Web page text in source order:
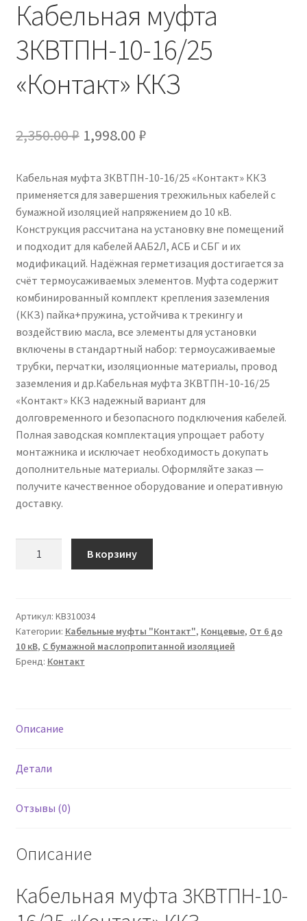
Кабельная муфта
3КВТПН-10-16/25
«Контакт» ККЗ
2,350.00₽ Первоначальная
составляла
2,350.00 ₽.
1,998.00 ₽Текущая
1,998.00 ₽.
Кабельная муфта 3КВТПН-10-16/25 «Контакт» ККЗ
применяется для завершения трехжильных кабелей с
бумажной изоляцией напряжением до 10 кВ.
Конструкция рассчитана на установку вне помещений
и подходит для кабелей ААБ2Л, АСБ и СБГ и их
модификаций. Надёжная герметизация достигается за
счёт термоусаживаемых элементов. Муфта содержит
комбинированный комплект крепления заземления
(ККЗ) пайка+пружина, устойчива к трекингу и
воздействию масла, все элементы для установки
включены в стандартный набор: термоусаживаемые
трубки, перчатки, изоляционные материалы, провод
заземления и др.Кабельная муфта 3КВТПН-10-16/25
«Контакт» ККЗ надежный вариант для
долговременного и безопасного подключения кабелей.
Полная заводская комплектация упрощает работу
монтажника и исключает необходимость докупать
дополнительные материалы. Оформляйте заказ —
получите качественное оборудование и оперативную
доставку.
3КВТПН-10-
16/25
"Контакт"
ККЗ
В корзину
Артикул: KB310034
Категории: Кабельные муфты "Контакт", Концевые, От 6 до
10 кВ, С бумажной маслопропитанной изоляцией
Бренд: Контакт
Описание
Детали
Отзывы (0)
Описание
Кабельная муфта 3КВТПН-10-